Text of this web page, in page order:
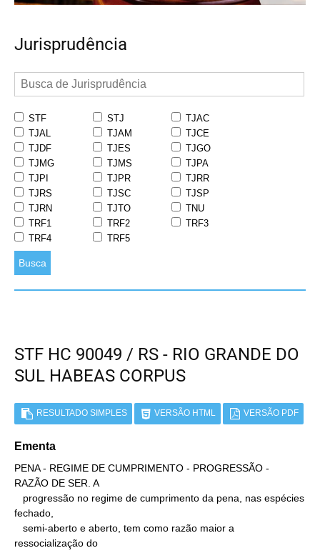
Jurisprudência
STF STJ
TJAC
TJAL
TJAM
TJCE
TJDF
TJES
TJGO
TJMG
TJMS
TJPA
TJPI
TJPR
TJRR
TJRS
TJSC
TJSP
TJRN
TJTO
TNU
TRF1
TRF2
TRF3
TRF4
TRF5
Busca
STF HC 90049 / RS - RIO GRANDE DO
SUL HABEAS CORPUS
RESULTADO SIMPLES VERSÃO HTML VERSÃO PDF
Ementa
PENA - REGIME DE CUMPRIMENTO - PROGRESSÃO -
RAZÃO DE SER. A
fechado,
ressocialização do